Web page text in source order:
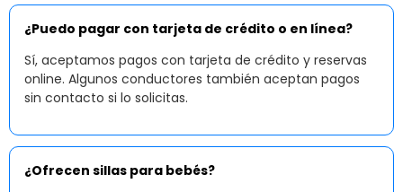
¿Puedo pagar con tarjeta de crédito o en línea?
Sí, aceptamos pagos con tarjeta de crédito y reservas
online. Algunos conductores también aceptan pagos
sin contacto si lo solicitas.
¿Ofrecen sillas para bebés?